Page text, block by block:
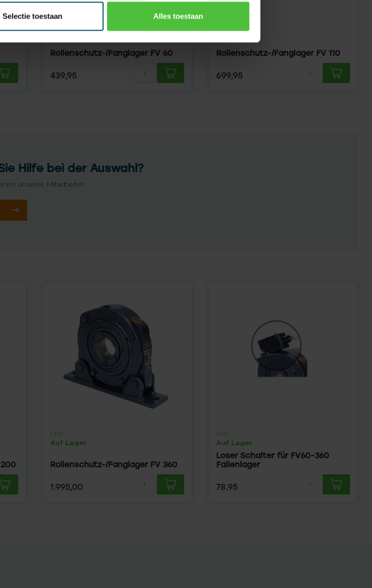
Selectie toestaan Alles toestaan
Auf Lager
Rollenschutz-/Fanglager FV 60
439,95
Auf Lager
Rollenschutz-/Fanglager FV 110
699,95
Hilfe bei der Auswahl?
unserer Mitarbeiter
GMF
Auf Lager
Rollenschutz-/Fanglager FV 360
1.995,00
GMF
Auf Lager
Loser Schalter für FV60-360
Fallenlager
78,95